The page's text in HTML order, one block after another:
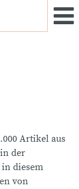
Artikel aus
der
diesem
von